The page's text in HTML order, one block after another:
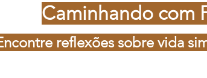
Caminhando com
reflexões sobre vida